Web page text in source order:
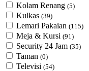
Kolam Renang (5)
Kulkas (39)
Lemari Pakaian (115)
Meja & Kursi (91)
Security 24 Jam (35)
Taman (0)
Televisi (54)